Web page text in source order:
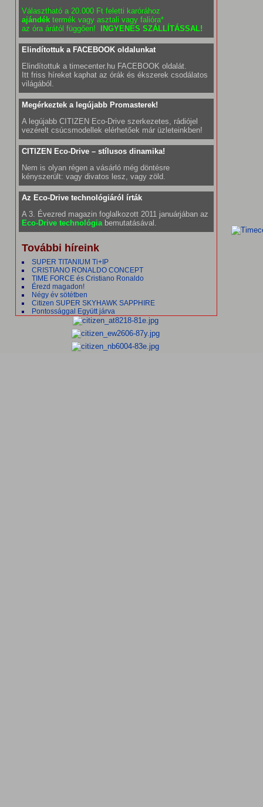
Választható a 20.000 Ft feletti karórához
ajándék termék vagy asztali vagy falióra*
az óra árától függően! INGYENES SZÁLLÍTÁSSAL!
Elindítottuk a FACEBOOK oldalunkat
Elindítottuk a timecenter.hu FACEBOOK oldalát.
Itt friss híreket kaphat az órák és ékszerek csodálatos
világából.
Megérkeztek a legújabb Promasterek!
A legújabb CITIZEN Eco-Drive szerkezetes, rádiójel
vezérelt csúcsmodellek elérhetőek már üzleteinkben!
CITIZEN Eco-Drive – stílusos dinamika!
Nem is olyan régen a vásárló még döntésre
kényszerült: vagy divatos lesz, vagy zöld.
Az Eco-Drive technológiáról írták
A 3. Évezred magazin foglalkozott 2011 januárjában az
Eco-Drive technológiabemutatásával.
További híreink
SUPER TITANIUM Ti+IP
CRISTIANO RONALDO CONCEPT
TIME FORCE és Cristiano Ronaldo
Érezd magadon!
Négy év sötétben
Citizen SUPER SKYHAWK SAPPHIRE
Pontossággal Együtt járva